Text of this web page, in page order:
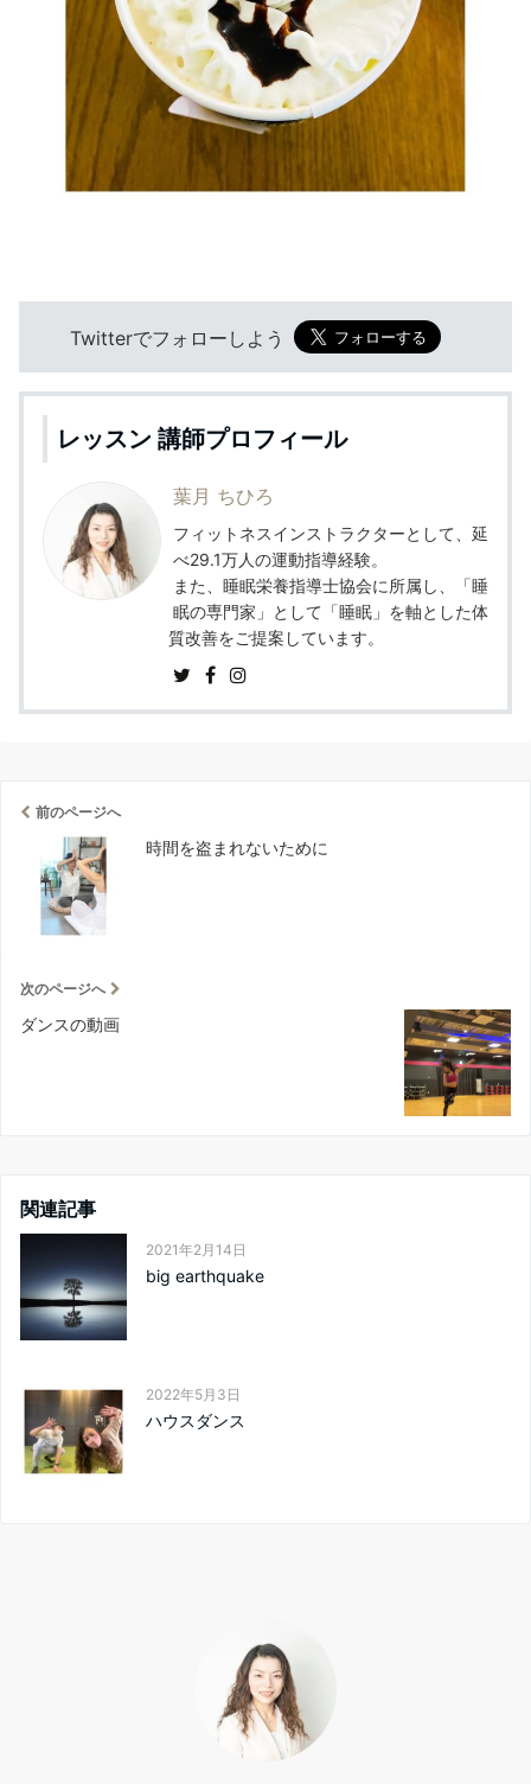
Twitterでフォローしよう
レッスン 講師プロフィール
葉月 ちひろ
フィットネスインストラクターとして、延
べ29.1万人の運動指導経験。
また、睡眠栄養指導士協会に所属し、「睡
眠の専門家」として「睡眠」を軸とした体
質改善をご提案しています。
前のページへ
時間を盗まれないために
次のページへ
ダンスの動画
関連記事
2021年2月14日
big earthquake
2022年5月3日
ハウスダンス